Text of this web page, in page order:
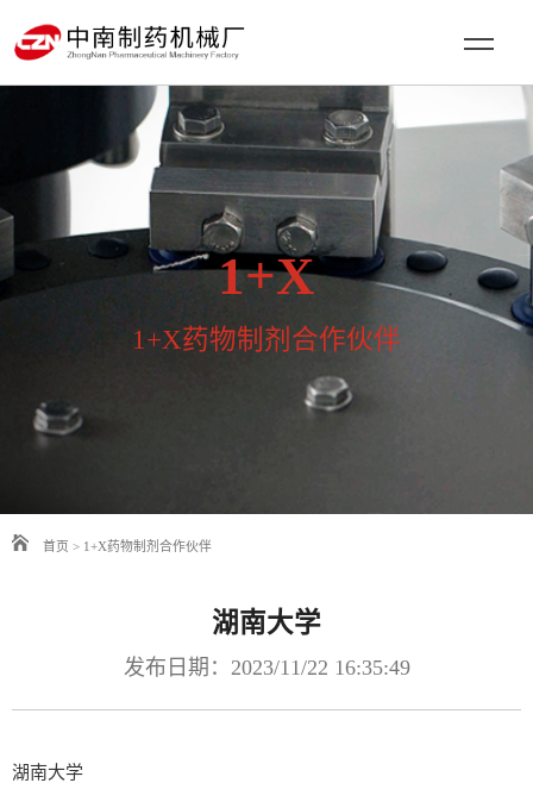
1+X
1+X药物制剂合作伙伴
首页 > 1+X药物制剂合作伙伴
湖南大学
发布日期：2023/11/22 16:35:49
湖南大学